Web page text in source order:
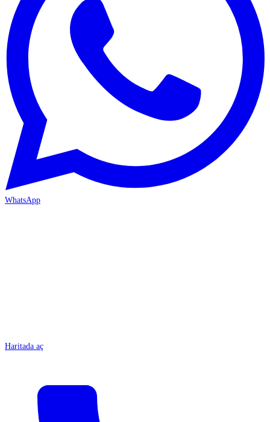
WhatsApp
Haritada aç